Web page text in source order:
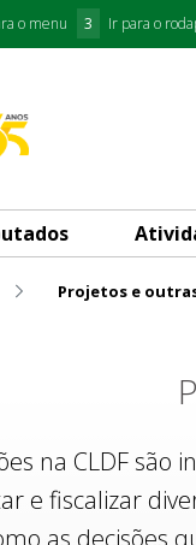
o menu 3 Ir para o
Projetos e
na CLDF
e fiscalizar
as decisões